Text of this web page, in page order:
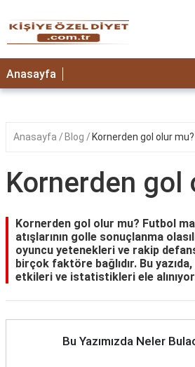
ANASAYFA
Anasayfa
Anasayfa Blog Kornerden gol olur mu?
Kornerden gol
Kornerden gol olur mu? Futbol
atışlarının golle sonuçlanma
oyuncu yetenekleri ve rakip
birçok faktöre bağlıdır. Bu yazıda,
etkileri ve istatistikleri ele
Bu Yazımızda Neler